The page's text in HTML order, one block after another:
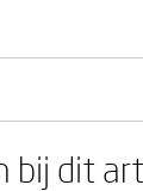
bij dit